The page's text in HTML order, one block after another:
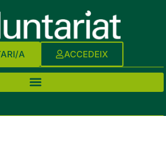
A ACCEDEIX